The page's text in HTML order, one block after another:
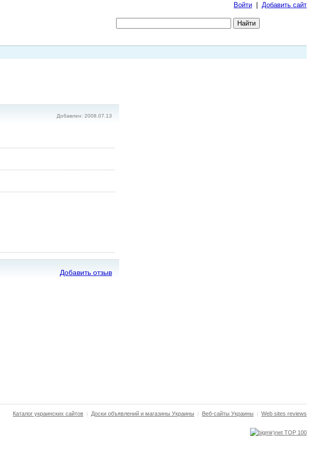
Войти Добавить сайт
Добавлен: 2008.07.13
Добавить отзыв
Каталог украинских сайтов | Доски объявлений и магазины Украины | Веб-сайты Украины | Web sites reviews